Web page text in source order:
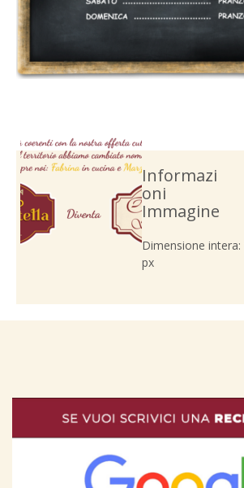
Informazi
oni
Immagine
Dimensione intera:
px